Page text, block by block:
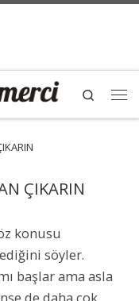
Search
ÇIKARIN
konusu
söyler.
başlar ama asla
de daha çok